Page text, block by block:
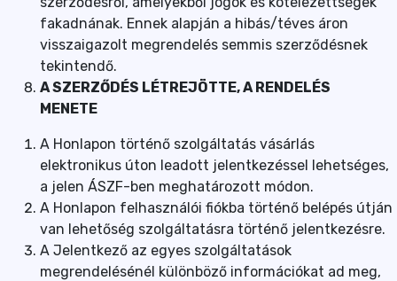
fakadnának. Ennek alapján a hibás/téves áron
visszaigazolt megrendelés semmis szerződésnek
tekintendő.
A SZERZŐDÉS LÉTREJÖTTE, A RENDELÉS
MENETE
A Honlapon történő szolgáltatás vásárlás
elektronikus úton leadott jelentkezéssel lehetséges,
a jelen ÁSZF-ben meghatározott módon.
A Honlapon felhasználói fiókba történő belépés útján
van lehetőség szolgáltatásra történő jelentkezésre.
A Jelentkező az egyes szolgáltatások
megrendelésénél különböző információkat ad meg,